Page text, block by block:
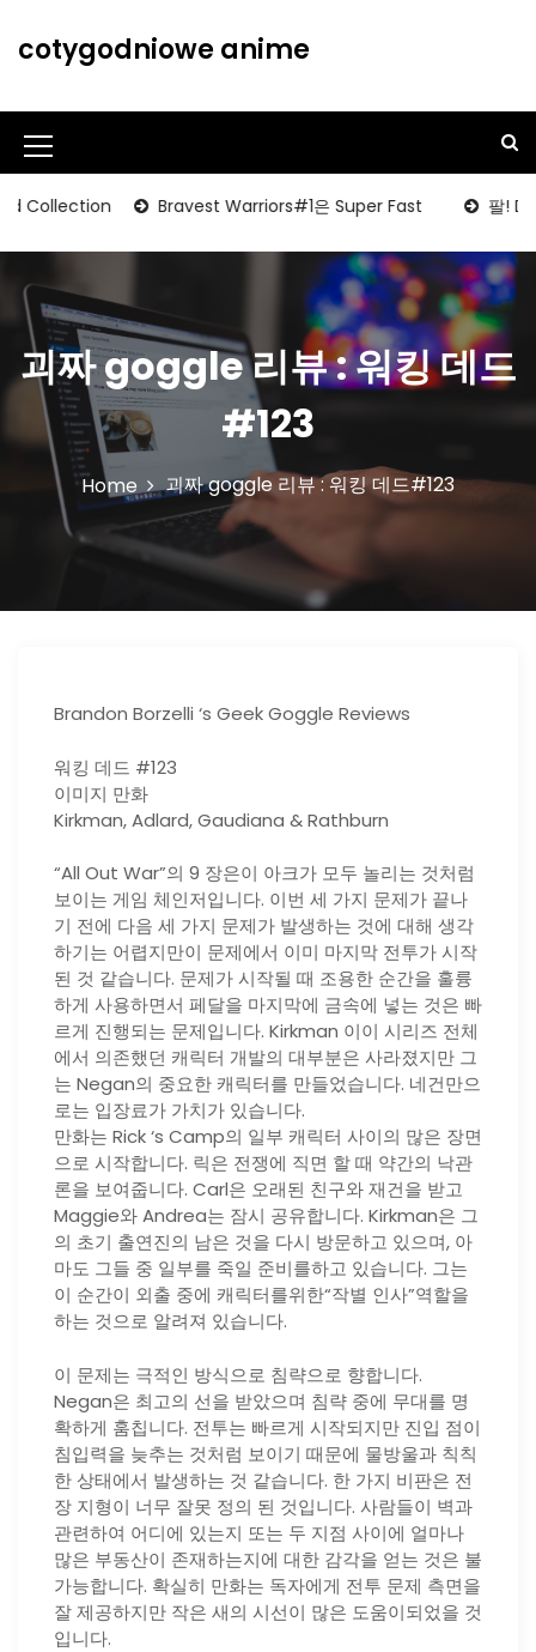
t
c
t
cotygodniowe anime
M
e
n
u
I
c
o
n
Bravest Warriors#1은 Super Fast 팔! David
괴짜 goggle 리뷰 : 워킹 데드
#123
Home 괴짜 goggle 리뷰 : 워킹 데드#123
Brandon Borzelli ‘s Geek Goggle Reviews
워킹 데드 #123
이미지 만화
Kirkman, Adlard, Gaudiana & Rathburn
“All Out War”의 9 장은이 아크가 모두 놀리는 것처럼
보이는 게임 체인저입니다. 이번 세 가지 문제가 끝나
기 전에 다음 세 가지 문제가 발생하는 것에 대해 생각
하기는 어렵지만이 문제에서 이미 마지막 전투가 시작
된 것 같습니다. 문제가 시작될 때 조용한 순간을 훌륭
하게 사용하면서 페달을 마지막에 금속에 넣는 것은 빠
르게 진행되는 문제입니다. Kirkman 이이 시리즈 전체
에서 의존했던 캐릭터 개발의 대부분은 사라졌지만 그
는 Negan의 중요한 캐릭터를 만들었습니다. 네건만으
로는 입장료가 가치가 있습니다.
만화는 Rick ‘s Camp의 일부 캐릭터 사이의 많은 장면
으로 시작합니다. 릭은 전쟁에 직면 할 때 약간의 낙관
론을 보여줍니다. Carl은 오래된 친구와 재건을 받고
Maggie와 Andrea는 잠시 공유합니다. Kirkman은 그
의 초기 출연진의 남은 것을 다시 방문하고 있으며, 아
마도 그들 중 일부를 죽일 준비를하고 있습니다. 그는
이 순간이 외출 중에 캐릭터를위한“작별 인사”역할을
하는 것으로 알려져 있습니다.
이 문제는 극적인 방식으로 침략으로 향합니다.
Negan은 최고의 선을 받았으며 침략 중에 무대를 명
확하게 훔칩니다. 전투는 빠르게 시작되지만 진입 점이
침입력을 늦추는 것처럼 보이기 때문에 물방울과 칙칙
한 상태에서 발생하는 것 같습니다. 한 가지 비판은 전
장 지형이 너무 잘못 정의 된 것입니다. 사람들이 벽과
관련하여 어디에 있는지 또는 두 지점 사이에 얼마나
많은 부동산이 존재하는지에 대한 감각을 얻는 것은 불
가능합니다. 확실히 만화는 독자에게 전투 문제 측면을
잘 제공하지만 작은 새의 시선이 많은 도움이되었을 것
입니다.